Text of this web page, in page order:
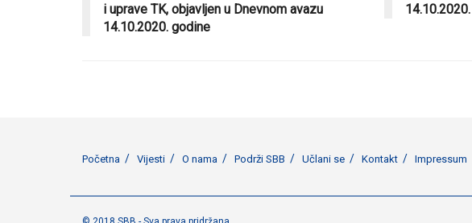
i uprave TK, objavljen u Dnevnom avazu
14.10.2020. godine
Početna Vijesti O nama Podrži SBB Učlani se Kontakt Impressum